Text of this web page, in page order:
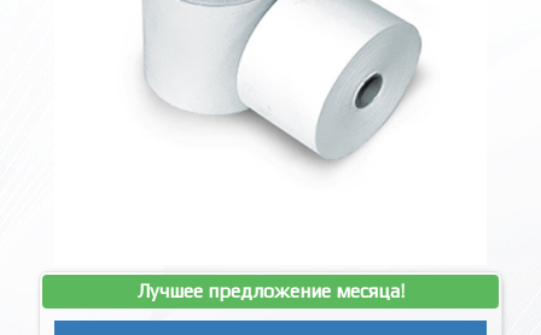
Лучшее предложение месяца!